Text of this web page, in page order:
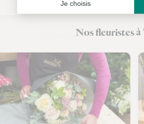
Nos fleuristes